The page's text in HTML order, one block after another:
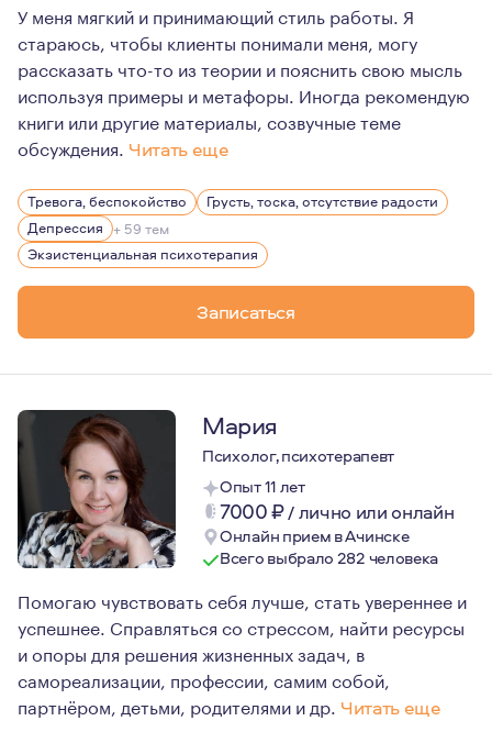
У меня мягкий и принимающий стиль работы. Я
стараюсь, чтобы клиенты понимали меня, могу
рассказать что-то из теории и пояснить свою мысль
используя примеры и метафоры. Иногда рекомендую
книги или другие материалы, созвучные теме
обсуждения. Читать еще
Психология - это моя вторая специальность,
Моя сильная сторона в работе - со мной безопасно и
Мое направление в работе - экзистенциальная
Тревога, беспокойство
Грусть, тоска, отсутствие радости
Депрессия + 59 тем
Экзистенциальная психотерапия
Записаться
Мария
Психолог, психотерапевт
Опыт 11 лет
7000₽/лично или онлайн
Онлайн прием в Ачинске
Всего выбрало 282 человека
Помогаю чувствовать себя лучше, стать увереннее и
успешнее. Справляться со стрессом, найти ресурсы
и опоры для решения жизненных задач, в
самореализации, профессии, самим собой,
партнёром, детьми, родителями и др. Читать еще